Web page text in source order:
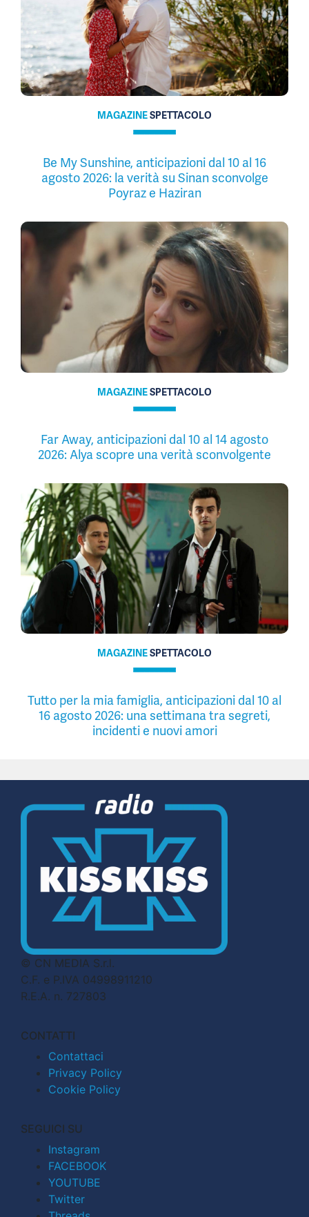
MAGAZINESPETTACOLO
Be My Sunshine, anticipazioni dal 10 al 16
agosto 2026: la verità su Sinan sconvolge
Poyraz e Haziran
MAGAZINESPETTACOLO
Far Away, anticipazioni dal 10 al 14 agosto
2026: Alya scopre una verità sconvolgente
MAGAZINESPETTACOLO
Tutto per la mia famiglia, anticipazioni dal 10 al
16 agosto 2026: una settimana tra segreti,
incidenti e nuovi amori
© CN MEDIA S.r.l.
C.F. e P.IVA 04998911210
R.E.A. n. 727803
CONTATTI
Contattaci
Privacy Policy
Cookie Policy
SEGUICI SU
Instagram
FACEBOOK
YOUTUBE
Twitter